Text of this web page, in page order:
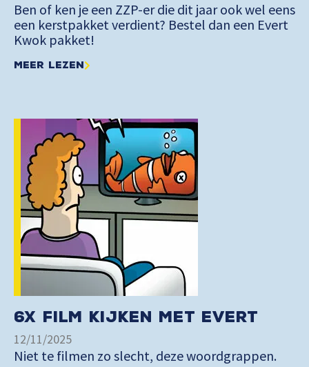
Ben of ken je een ZZP-er die dit jaar ook wel eens
een kerstpakket verdient? Bestel dan een Evert
Kwok pakket!
Meer lezen
6x film kijken met Evert
12/11/2025
Niet te filmen zo slecht, deze woordgrappen.